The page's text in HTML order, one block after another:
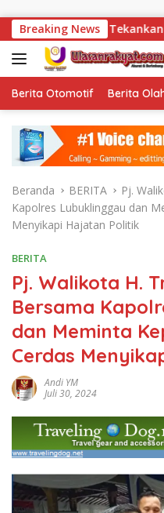
Breaking News
Tekankan
Berita Otomotif Berita
Beranda BERITA
Pj.
Kapolres Lubuklinggau dan
Menyikapi Hajatan Politik
BERITA
Pj. Walikota H.
Bersama
dan Meminta
Cerdas
Andi YM
Juli 30, 2024